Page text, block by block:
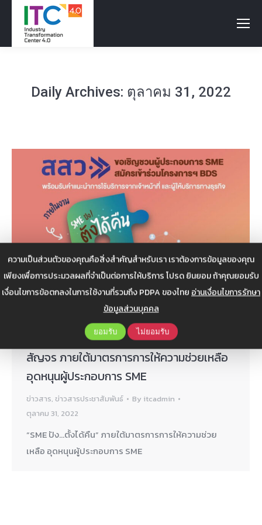
ความเป็นส่วนตัวของคุณคือสิ่งสำคัญสำหรับเรา เราต้องการข้อมูลของคุณ
เพียงเพื่อการประมวลผลที่จำเป็นต่อการให้บริการ โปรด ยินยอม ถ้าคุณยอมรับ
เงื่อนไขการข้อตกลงในการใช้งานที่รวมถึง PDPA ของไทย อ่านเงื่อนไขการรักษา
ข้อมูลส่วนบุคคล
ยอมรับ ไม่ยอมรับ
Daily Archives: ตุลาคม 31, 2022
ประชาสัมพันธ์กิจกรรม “SME ปัง…ตังได้คืน”
สัญจร ภายใต้มาตรการการให้ความช่วยเหลือ
อุดหนุนผู้ประกอบการ SME
ข่าวสาร, ข่าวสารประชาสัมพันธ์ By itcadmin
ตุลาคม 31, 2022
“SME ปัง…ตั้งได้คืน” ภายใต้มาตรการการให้ความช่วย
เหลือ อุดหนุนผู้ประกอบการ SME